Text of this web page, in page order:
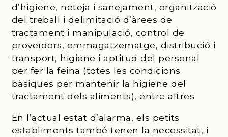
d’higiene, neteja i sanejament, organització
del treball i delimitació d’àrees de
tractament i manipulació, control de
proveïdors, emmagatzematge, distribució i
transport, higiene i aptitud del personal
per fer la feina (totes les condicions
bàsiques per mantenir la higiene del
tractament dels aliments), entre altres.
En l’actual estat d’alarma, els petits
establiments també tenen la necessitat, i